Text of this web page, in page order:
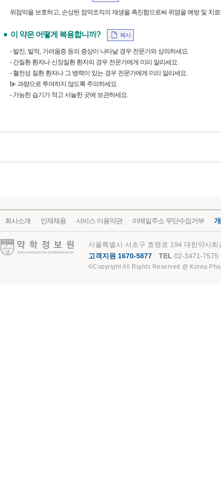
위점막을 보호하고, 손상된 점막조직의 재생을 촉진함으로써 위염을 예방 및 치
이 약은 어떻게 복용합니까? 복사
- 발진, 발적, 가려움증 등의 증상이 나타날 경우 전문가와 상의하세요.
- 간질환 환자나 신장질환 환자의 경우 전문가에게 미리 알리세요.
- 혈전성 질환 환자나 그 병력이 있는 경우 전문가에게 미리 알리세요.
br- 과량으로 투여하지 않도록 주의하세요.
- 가능한 습기가 적고 서늘한 곳에 보관하세요.
회사소개 인재채용 서비스 이용약관 이메일주소 무단수집거부
약학정보원
서울특별시 서초구 효령로 194 대한약사
고객지원 1670-5877
TEL 02-3471-7575
©Copyright All Rights Reserved @ Korea